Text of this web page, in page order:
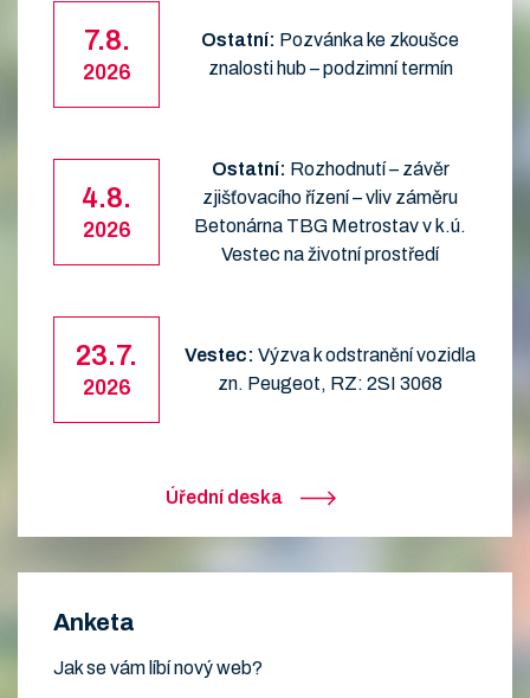
7.8.
2026
Ostatní: Pozvánka ke zkoušce
znalosti hub – podzimní termín
4.8.
2026
Ostatní: Rozhodnutí – závěr
zjišťovacího řízení – vliv záměru
Betonárna TBG Metrostav v k.ú.
Vestec na životní prostředí
23.7.
2026
Vestec: Výzva k odstranění vozidla
zn. Peugeot, RZ: 2SI 3068
Úřední deska
Anketa
Jak se vám líbí nový web?